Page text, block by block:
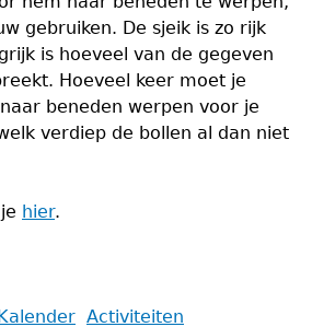
gebruiken. De sjeik is zo rijk
is hoeveel van de gegeven
Hoeveel keer moet je
beneden werpen voor je
verdiep de bollen al dan niet
hier.
Activiteiten